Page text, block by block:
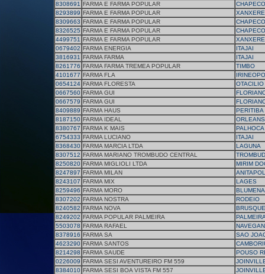
8308691 FARMA E FARMA POPULAR
CHAPECO
8293899 FARMA E FARMA POPULAR
XANXERE
8309663 FARMA E FARMA POPULAR
CHAPECO
8326525 FARMA E FARMA POPULAR
CHAPECO
4499751 FARMA E FARMA POPULAR
XANXERE
0679402 FARMA ENERGIA
ITAJAI
3816931 FARMA FARMA
ITAJAI
8261776 FARMA FARMA TREMEA POPULAR
TIMBO
4101677 FARMA FLA
0654124 FARMA FLORESTA
OTACILIO
0667560 FARMA GUI
0667579 FARMA GUI
8409889 FARMA HAUS
PERITIBA
8187150 FARMA IDEAL
ORLEANS
8380767 FARMA K MAIS
PALHOCA
6754333 FARMA LUCIANO
ITAJAI
8368430 FARMA MARCIA LTDA
LAGUNA
8307512 FARMA MARIANO TROMBUDO CENTRAL
8250820 FARMA MIGLIOLI LTDA
MIRIM
8247897 FARMA MILAN
8243107 FARMA MIX
LAGES
8259496 FARMA MORO
8307202 FARMA NOSTRA
RODEIO
8240582 FARMA NOVA
BRUSQUE
8249202 FARMA POPULAR PALMEIRA
5503078 FARMA RAFAEL
8378916 FARMA SA
SAO
4623290 FARMA SANTOS
8214298 FARMA SAUDE
POUSO
0226009 FARMA SESI AVENTUREIRO FM 559
8384010 FARMA SESI BOA VISTA FM 557